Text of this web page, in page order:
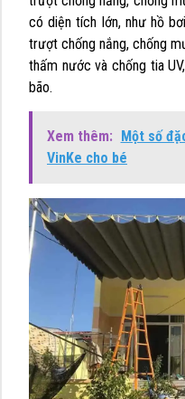
có diện tích lớn, như hồ
trượt chống nắng, chống
thấm nước và chống tia
bão.
Xem thêm:
Một số
VinKe cho bé